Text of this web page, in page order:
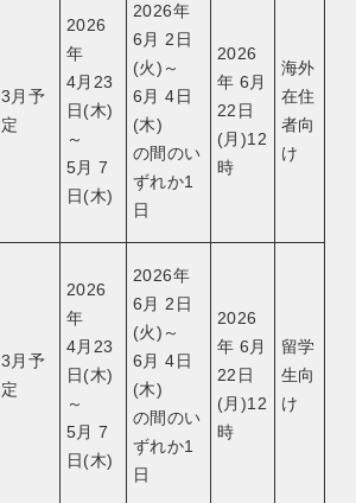
3月予
定
2026
年
4月23
日(木)
～
5月 7
日(木)
2026年
6月 2日
(火)～
6月 4日
(木)
の間のい
ずれか1
日
2026
年 6月
22日
(月)12
時
海外
在住
者向
け
3月予
定
2026
年
4月23
日(木)
～
5月 7
日(木)
2026年
6月 2日
(火)～
6月 4日
(木)
の間のい
ずれか1
日
2026
年 6月
22日
(月)12
時
留学
生向
け